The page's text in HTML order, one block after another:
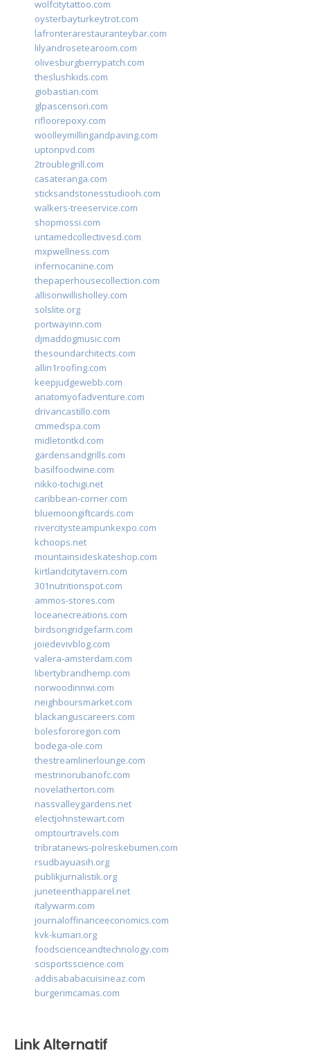
wolfcitytattoo.com
oysterbayturkeytrot.com
lafronterarestauranteybar.com
lilyandrosetearoom.com
olivesburgberrypatch.com
theslushkids.com
giobastian.com
glpascensori.com
rifloorepoxy.com
woolleymillingandpaving.com
uptonpvd.com
2troublegrill.com
casateranga.com
sticksandstonesstudiooh.com
walkers-treeservice.com
shopmossi.com
untamedcollectivesd.com
mxpwellness.com
infernocanine.com
thepaperhousecollection.com
allisonwillisholley.com
solslite.org
portwayinn.com
djmaddogmusic.com
thesoundarchitects.com
allin1roofing.com
keepjudgewebb.com
anatomyofadventure.com
drivancastillo.com
cmmedspa.com
midletontkd.com
gardensandgrills.com
basilfoodwine.com
nikko-tochigi.net
caribbean-corner.com
bluemoongiftcards.com
rivercitysteampunkexpo.com
kchoops.net
mountainsideskateshop.com
kirtlandcitytavern.com
301nutritionspot.com
ammos-stores.com
loceanecreations.com
birdsongridgefarm.com
joiedevivblog.com
valera-amsterdam.com
libertybrandhemp.com
norwoodinnwi.com
neighboursmarket.com
blackanguscareers.com
bolesfororegon.com
bodega-ole.com
thestreamlinerlounge.com
mestrinorubanofc.com
novelatherton.com
nassvalleygardens.net
electjohnstewart.com
omptourtravels.com
tribratanews-polreskebumen.com
rsudbayuasih.org
publikjurnalistik.org
juneteenthapparel.net
italywarm.com
journaloffinanceeconomics.com
kvk-kumari.org
foodscienceandtechnology.com
scisportsscience.com
addisababacuisineaz.com
burgerimcamas.com
Link Alternatif